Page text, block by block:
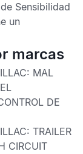
Sensibilidad
un
marcas
MAL
DE
TRAILER
CIRCUIT